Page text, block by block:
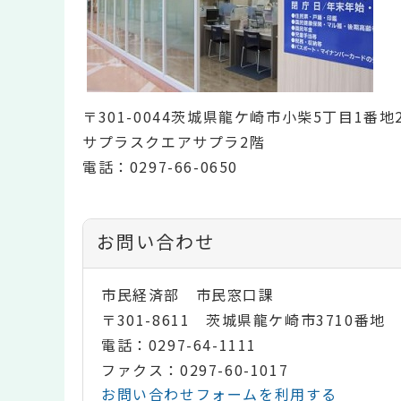
〒301-0044茨城県龍ケ崎市小柴5丁目1番地
サプラスクエアサプラ2階
電話：0297-66-0650
お問い合わせ
市民経済部 市民窓口課
〒301-8611 茨城県龍ケ崎市3710番地
電話：0297-64-1111
ファクス：0297-60-1017
お問い合わせフォームを利用する